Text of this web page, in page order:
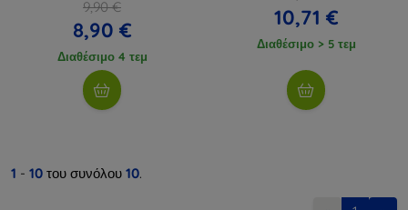
9,90 €
8,90 €
Διαθέσιμο 4 τεμ
10,71 €
Διαθέσιμο > 5 τεμ
1 - 10 του συνόλου 10.